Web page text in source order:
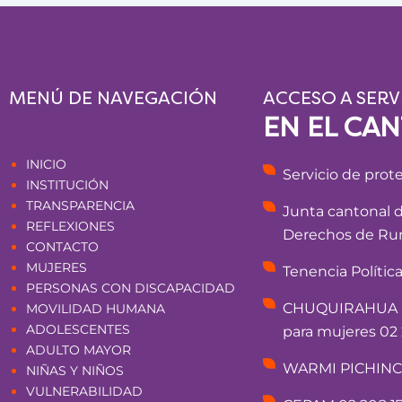
MENÚ DE NAVEGACIÓN
INICIO
INSTITUCIÓN
TRANSPARENCIA
REFLEXIONES
CONTACTO
MUJERES
PERSONAS CON DISCAPACIDAD
MOVILIDAD HUMANA
ADOLESCENTES
ADULTO MAYOR
NIÑAS Y NIÑOS
VULNERABILIDAD
ACCESO A
EN EL
Servicio de
Junta cantonal
Derechos de
Tenencia
para mujeres 02
WARMI